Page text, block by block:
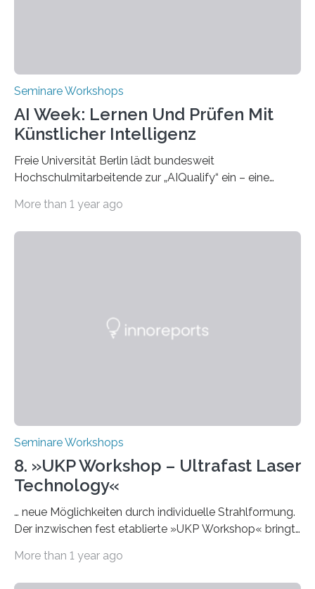
Seminare Workshops
AI Week: Lernen Und Prüfen Mit
Künstlicher Intelligenz
Freie Universität Berlin lädt bundesweit
Hochschulmitarbeitende zur „AIQualify“ ein – eine
Universität Berlin lädt vom 3. bis 7. März 2025 zur „AI
Praxisbeispiele und Diskussionsrunden zu aktuellen
More than 1 year ago
Seminare Workshops
8. »UKP Workshop – Ultrafast Laser
Technology«
… neue Möglichkeiten durch individuelle Strahlformung.
Der inzwischen fest etablierte »UKP Workshop« bringt
Ultrakurzpulslaser-Technologie zusammen. Am 8. und
More than 1 year ago